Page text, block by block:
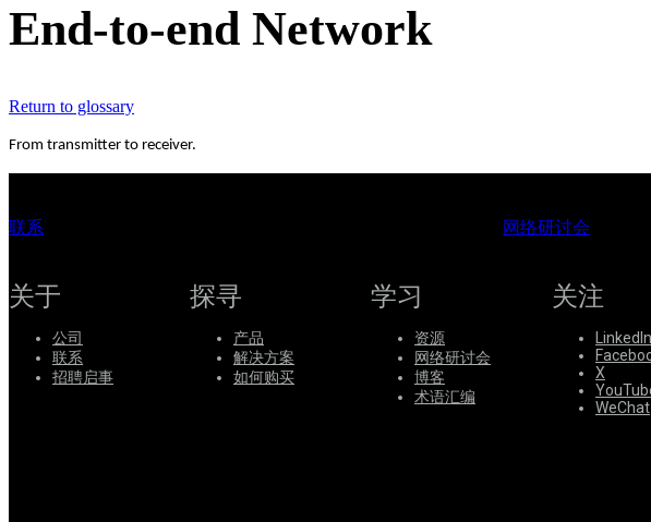
支
持
务
如
何
买
源
RegisterLogin
End-to-end Network
Return to glossary
From transmitter to receiver.
联系 网络研讨会
关于
公司
联系
招聘启事
探寻
产品
解决方案
如何购买
学习
资源
网络研讨会
博客
术语汇编
关注
LinkedIn
X
WeChat